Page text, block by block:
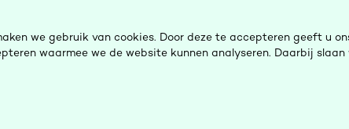
we gebruik van cookies. Door deze te accepteren geeft u
waarmee we de website kunnen analyseren. Daarbij